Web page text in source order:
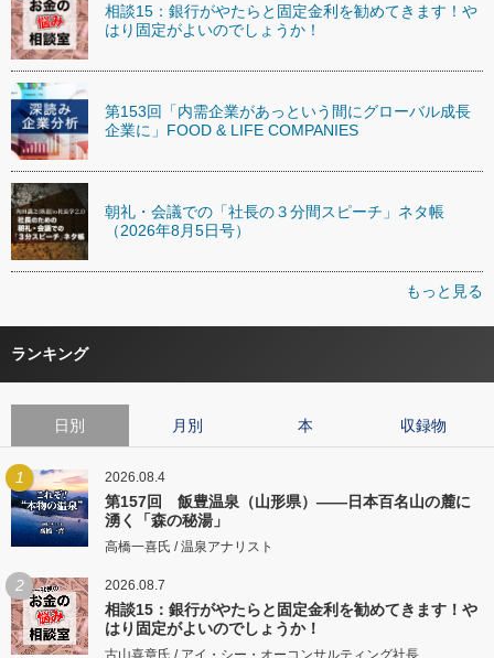
相談15：銀行がやたらと固定金利を勧めてきます！や
はり固定がよいのでしょうか！
第153回「内需企業があっという間にグローバル成長
企業に」FOOD & LIFE COMPANIES
朝礼・会議での「社長の３分間スピーチ」ネタ帳
（2026年8月5日号）
もっと見る
ランキング
日別 月別 本 収録物
1 2026.08.4
第157回 飯豊温泉（山形県）――日本百名山の麓に
湧く「森の秘湯」
高橋一喜氏 / 温泉アナリスト
2 2026.08.7
相談15：銀行がやたらと固定金利を勧めてきます！や
はり固定がよいのでしょうか！
古山喜章氏 / アイ・シー・オーコンサルティング社長